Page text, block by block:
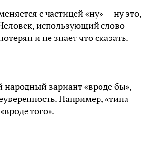
с частицей «ну» — ну это,
использующий слово
и не знает что сказать.
народный вариант «вроде бы»,
Например, «типа
того».